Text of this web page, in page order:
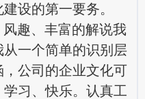
设的第一要务。
趣、丰富的解说我
一个简单的识别层
公司的企业文化可
习、快乐。认真工